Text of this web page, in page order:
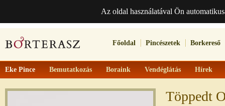
Az oldal használatával Ön
Főoldal Pincészetek Borkereső
Eke Pince Bemutatkozás Boraink Vendéglátás Hírek
Töppedt